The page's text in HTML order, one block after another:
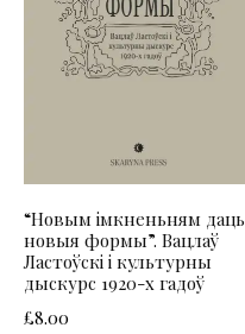
“Новым імкненьням даць
новыя формы”. Вацлаў
Ластоўскі і культурны
дыскурс 1920-х гадоў
£8.00